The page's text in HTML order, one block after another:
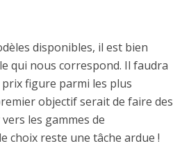
disponibles, il est bien
qui nous correspond. Il faudra
figure parmi les plus
objectif serait de faire des
les gammes de
choix reste une tâche ardue !